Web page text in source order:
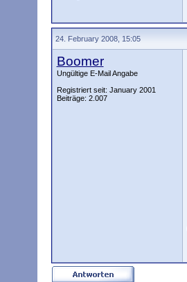
24. February 2008, 15:05
Boomer
Ungültige E-Mail Angabe
Registriert seit: January 2001
Beiträge: 2.007